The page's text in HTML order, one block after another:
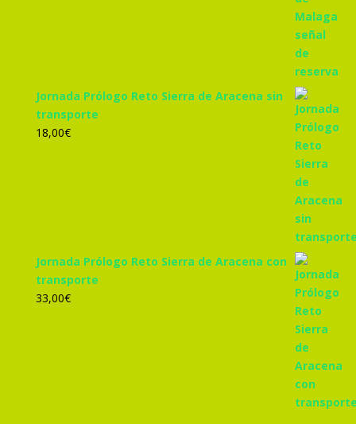
Jornada Prólogo Reto Sierra de Aracena sin
transporte
18,00€
Jornada Prólogo Reto Sierra de Aracena con
transporte
33,00€